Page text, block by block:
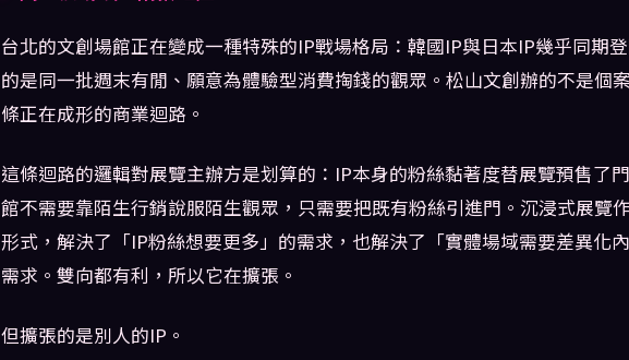
台北的文創場館正在變成一種特殊的IP戰場格局：韓國IP與日本IP幾乎同期
的是同一批週末有閒、願意為體驗型消費掏錢的觀眾。松山文創辦的不是個
條正在成形的商業迴路。
這條迴路的邏輯對展覽主辦方是划算的：IP本身的粉絲黏著度替展覽預售了
館不需要靠陌生行銷說服陌生觀眾，只需要把既有粉絲引進門。沉浸式展覽
形式，解決了「IP粉絲想要更多」的需求，也解決了「實體場域需要差異化
需求。雙向都有利，所以它在擴張。
但擴張的是別人的IP。